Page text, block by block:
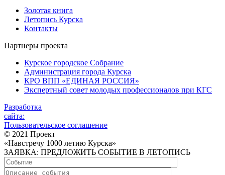
Золотая книга
Летопись Курска
Контакты
Партнеры проекта
Курское городское Собрание
Администрация города Курска
КРО ВПП «ЕДИНАЯ РОССИЯ»
Экспертный совет молодых профессионалов при КГС
Разработка
сайта:
Пользовательское соглашение
© 2021 Проект
«Навстречу 1000 летию Курска»
ЗАЯВКА: ПРЕДЛОЖИТЬ СОБЫТИЕ В ЛЕТОПИСЬ